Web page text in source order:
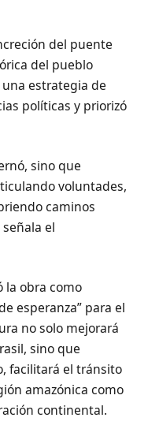
del puente
del pueblo
estrategia de
políticas y priorizó
sino que
voluntades,
caminos
el
la obra como
esperanza” para el
no solo mejorará
sino que
facilitará el tránsito
amazónica como
continental.